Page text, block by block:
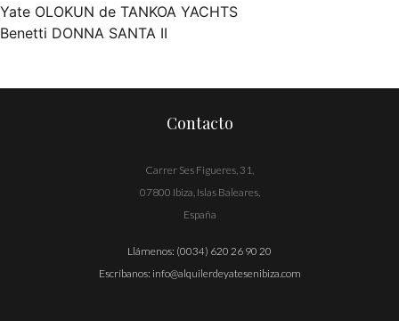
Navegación
entradas
Yate OLOKUN de TANKOA YACHTS
Benetti DONNA SANTA II
Contacto
Carrer Ses Figueres, 31,
07800 Ibiza, Islas Baleares,
España
Llámenos: (0034) 620 26 90 20
Escríbanos: info@alquilerdeyatesenibiza.com